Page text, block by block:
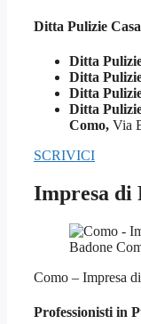
Ditta Pulizie
Ditta
Ditta
Ditta
Ditta
Como, Via
SCRIVICI
Impresa di
Como – Impresa
Professionisti in